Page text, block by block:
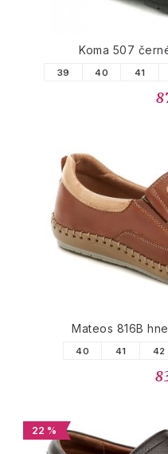
Koma 507
39 40 41
Mateos 816B
40 41 42
22 %